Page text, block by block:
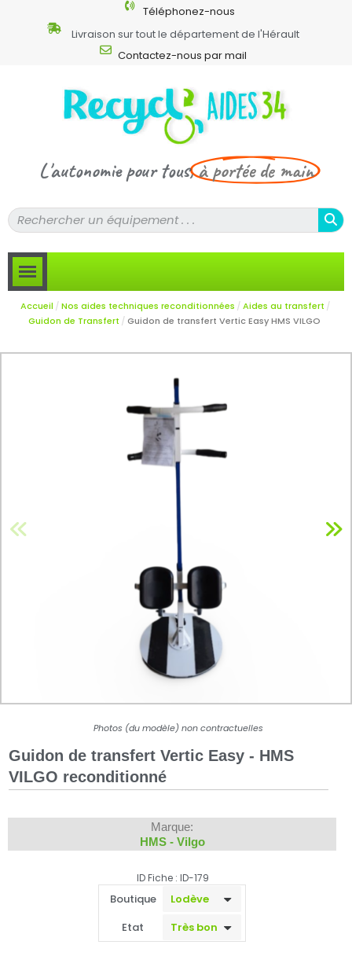
Téléphonez-nous
Livraison sur tout le département de l'Hérault
Contactez-nous par mail
L'autonomie pour tous,à portée de main
Accueil Nos aides techniques reconditionnées
Aides au transfert
Guidon de Transfert
Guidon de transfert Vertic Easy HMS VILGO
Photos (du modèle) non contractuelles
Guidon de transfert Vertic Easy - HMS
VILGO reconditionné
Marque:
HMS - Vilgo
ID Fiche : ID-179
Boutique
Etat